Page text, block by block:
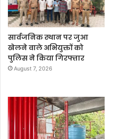
सार्वजनिक स्थान पर जुआ
खेलने वाले अभियुक्तों को
पुलिस ने किया गिरफ्तार
August 7, 2026